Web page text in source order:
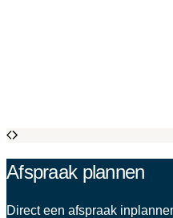
Afspraak plannen
Direct een afspraak